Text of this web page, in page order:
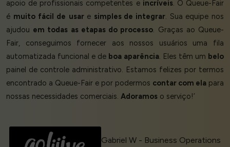
apoio de profissionais competentes e incríveis. O Queue-Fair
é muito fácil de usare simples de integrar. Sua equipe nos
ajudou em todas as etapas do processo. Graças ao Queue-
Fair, conseguimos fornecer aos nossos usuários uma fila
automatizada funcional e de boa aparência. Eles têm um belo
painel de controle administrativo. Estamos felizes por termos
encontrado a Queue-Fair e por podermos contar com ela para
nossas necessidades comerciais. Adoramos o serviço!’
Gabriel W - Business Operations